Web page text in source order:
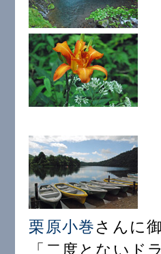
栗原小巻さんに
「二度とないド